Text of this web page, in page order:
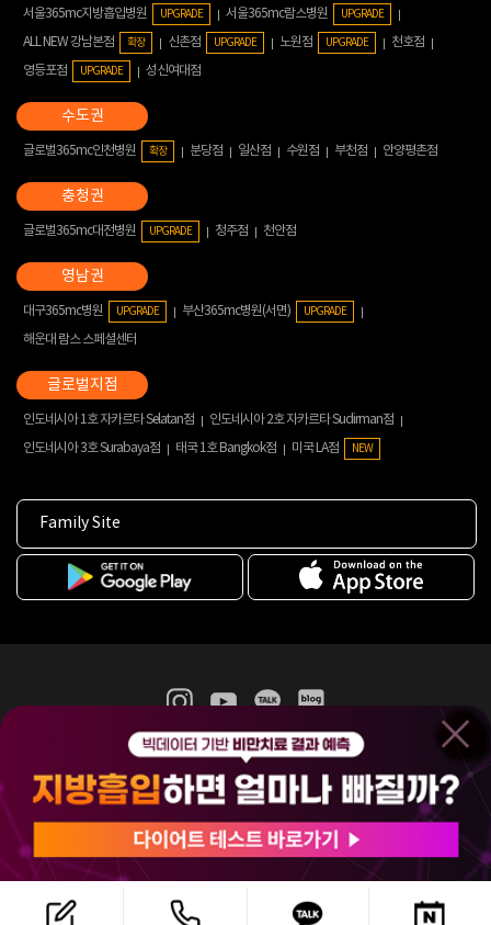
서울365mc지방흡입병원 UPGRADE 서울365mc람스병원 UPGRADE
ALL NEW 강남본점 확장 신촌점 UPGRADE 노원점 UPGRADE
천호점
영등포점
UPGRADE 성신여대점
글로벌365mc인천병원 확장 분당점 일산점 수원점 부천점 안양평촌점
글로벌365mc대전병원 UPGRADE 청주점 천안점
대구365mc병원 UPGRADE 부산365mc병원(서면) UPGRADE
해운대 람스 스페셜센터
인도네시아 1호 자카르타 Selatan점
인도네시아 2호 자카르타 Sudirman점
인도네시아 3호 Surabaya점
태국 1호 Bangkok점 미국 LA점 NEW
Family Site
365mc 병·의원 이용약관
홈페이지 이용약관
비급여진료수가
(주)365mcㅣ서울특별시 서초구 서초대로52길 7, 3~4층(서초동, 제일빌딩)
120-87-04354ㅣ김남철
COPYRIGHT(C) 2025 365mc. ALL RIGHTS RESERVED.